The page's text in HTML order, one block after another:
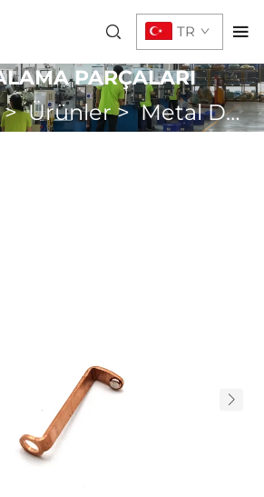
TR
PARÇALARI
>Ürünler>Metal Damgalama